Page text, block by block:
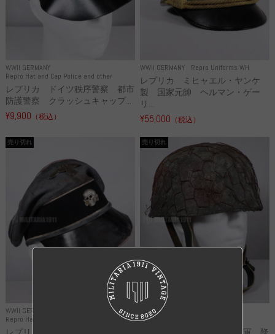
WWII GERMANY
Repro Hat and Cap Police and other
レプリカ ドイツ秩序警察 都市
防護警察 クラッシュキャップ...
¥9,900 （税込）
WWII GERMANY Repro Uniforms WH
レプリカ ミヒャエル・ヤンケ
製 国家元帥 ヘルマン・ゲー
リ...
¥55,000 （税込）
WWII GERMANY
Repro Hat and Cap SS and WSS
売り切れ
WWII GERMANY
Repro Hat and Cap Luftwaffe
売り切れ